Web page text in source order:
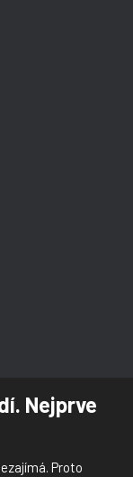
Nejprve
Proto